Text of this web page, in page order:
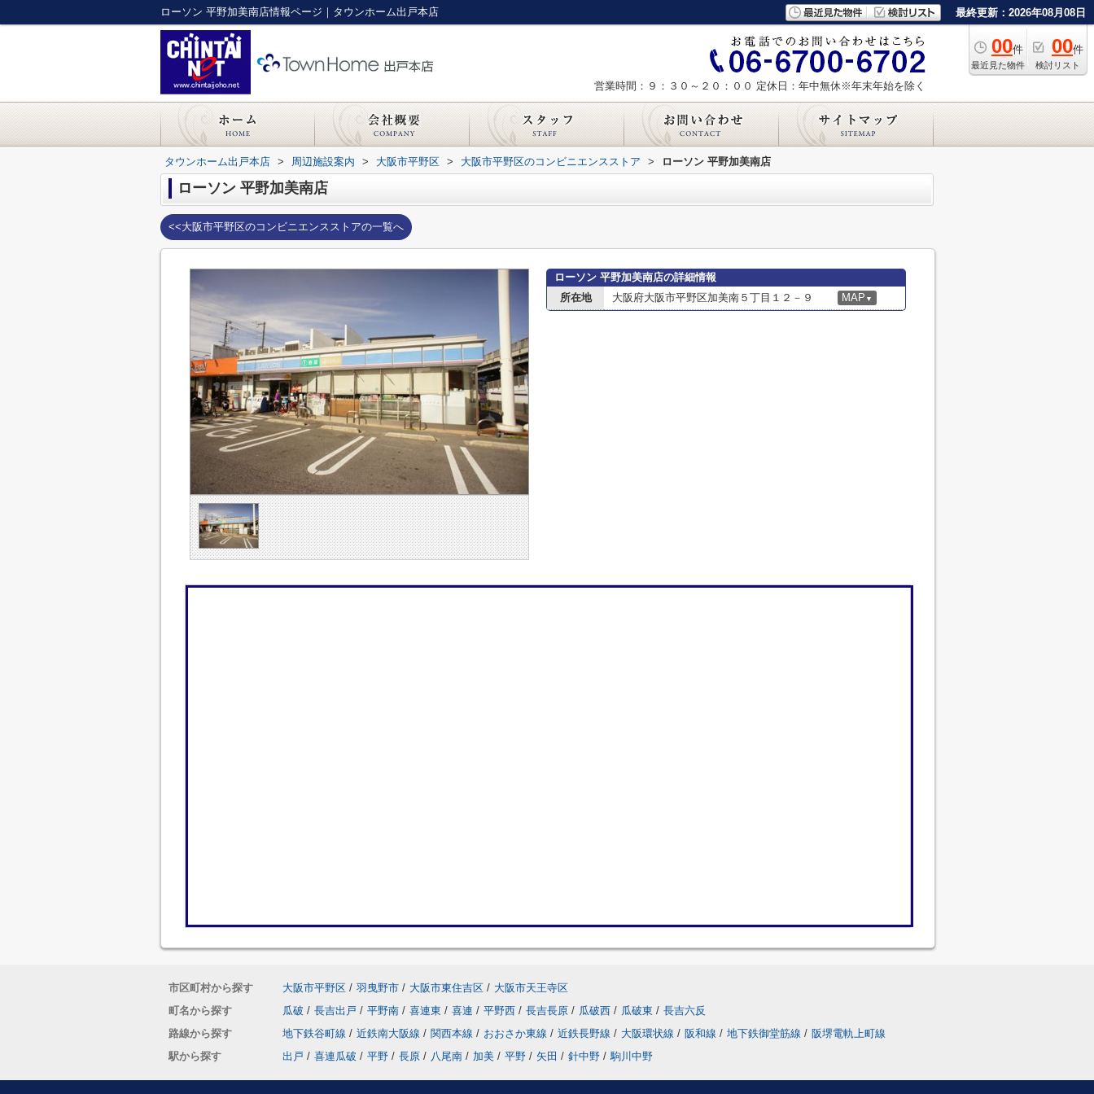
ローソン 平野加美南店情報ページ｜タウンホーム出戸本店 最終更新：2026年08月08日
00件
最近見た物件
00件
検討リスト
営業時間：９：３０～２０：００ 定休日：年中無休※年末年始を除く
タウンホーム出戸本店 > 周辺施設案内 > 大阪市平野区 > 大阪市平野区のコンビニエンスストア > ローソン 平野加美南店
ローソン 平野加美南店
<<大阪市平野区のコンビニエンスストアの一覧へ
ローソン 平野加美南店の詳細情報
所在地
大阪府大阪市平野区加美南５丁目１２－９ MAP ▼
市区町村から探す 大阪市平野区 / 羽曳野市 / 大阪市東住吉区 / 大阪市天王寺区
町名から探す
瓜破 / 長吉出戸 / 平野南 / 喜連東 / 喜連 / 平野西 / 長吉長原 / 瓜破西 / 瓜破東 / 長吉六反
路線から探す
地下鉄谷町線 / 近鉄南大阪線 / 関西本線 / おおさか東線 / 近鉄長野線 / 大阪環状線 / 阪和線 / 地下鉄御堂筋線 / 阪堺電軌上町線
駅から探す
出戸 / 喜連瓜破 / 平野 / 長原 / 八尾南 / 加美 / 平野 / 矢田 / 針中野 / 駒川中野